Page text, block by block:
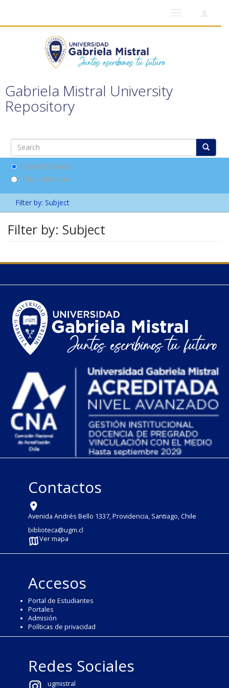
Gabriela Mistral University
Repository
Search DSpace
This Collection
Filter by: Subject
Filter by: Subject
Contactos
Avenida Andrés Bello 1337, Providencia, Santiago, Chile
biblioteca@ugm.cl
Ver mapa
Accesos
Portal de Estudiantes
Portales
Admisión
Políticas de privacidad
Redes Sociales
ugmistral